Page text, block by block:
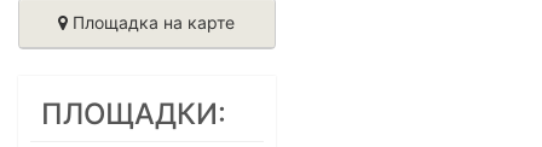
Площадка на карте
ПЛОЩАДКИ: